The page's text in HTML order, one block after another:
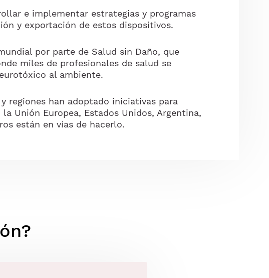
e implementar estrategias y programas
y exportación de estos dispositivos.
por parte de Salud sin Daño, que
miles de profesionales de salud se
al ambiente.
regiones han adoptado iniciativas para
Unión Europea, Estados Unidos, Argentina,
están en vías de hacerlo.